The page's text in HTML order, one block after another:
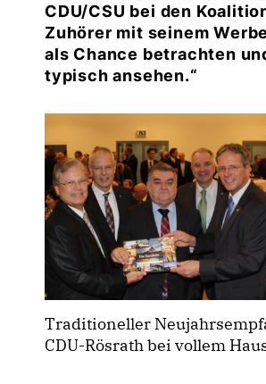
CDU/CSU bei den
Zuhörer mit seinem
als Chance betrachten
typisch ansehen.“
Traditioneller
CDU-Rösrath bei vollem